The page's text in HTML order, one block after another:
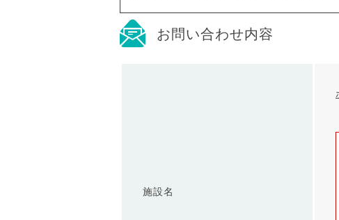
お問い合わせ内容
施設名